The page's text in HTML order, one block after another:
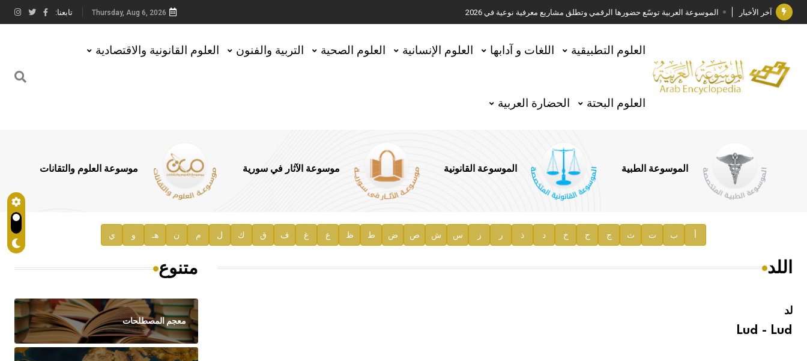
آخر الأخبار الموسوعة العربية توسّع حضورها الرقمي وتطلق مشاريع معرفية نوعية في 2026
جائزة مجمع الملك سلمان العالمي للغة العربية 2025
الأستاذ إياد خالد الطباع مدير عام لهيئة الموسوعة العربية
السيد محمد ياسين صالح وزيرا للثقافة
توصيات مجلس الإدارة
صدور المجلد السابع من موسوعة الآثار في سورية
إعلان..
Thursday, Aug 6, 2026 تابعنا:
العلوم التطبيقية اللغات و آدابها العلوم الإنسانية العلوم الصحية التربية والفنون العلوم القانونية والاقتصادية
العلوم البحتة الحضارة العربية
الموسوعة الطبية الموسوعة القانونية موسوعة الآثار في سورية موسوعة العلوم والتقانات
أ ب ت ث ج ح خ د ذ ر ز س ش ص ض ط ظ ع غ ف ق ك ل م ن هـ و ي
اللد
لد
Lud - Lud
متنوع
معجم المصطلحات